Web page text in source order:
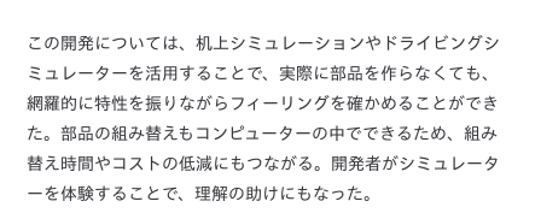
この開発については、机上シミュレーションやドライビングシ
ミュレーターを活用することで、実際に部品を作らなくても、
網羅的に特性を振りながらフィーリングを確かめることができ
た。部品の組み替えもコンピューターの中でできるため、組み
替え時間やコストの低減にもつながる。開発者がシミュレータ
ーを体験することで、理解の助けにもなった。